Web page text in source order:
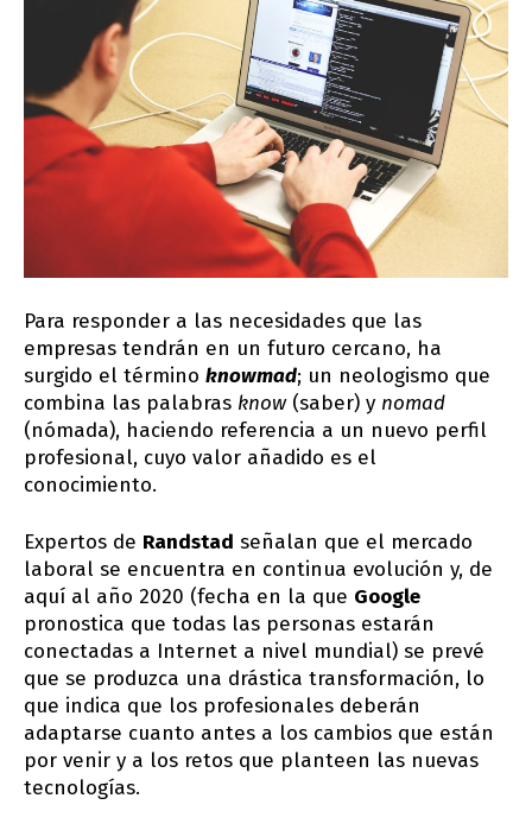
Para responder a las necesidades que las
empresas tendrán en un futuro cercano, ha
surgido el término knowmad; un neologismo que
combina las palabras know(saber) y nomad
(nómada), haciendo referencia a un nuevo perfil
profesional, cuyo valor añadido es el
conocimiento.
Expertos de Randstad señalan que el mercado
laboral se encuentra en continua evolución y, de
aquí al año 2020 (fecha en la que Google
pronostica que todas las personas estarán
conectadas a Internet a nivel mundial) se prevé
que se produzca una drástica transformación, lo
que indica que los profesionales deberán
adaptarse cuanto antes a los cambios que están
por venir y a los retos que planteen las nuevas
tecnologías.